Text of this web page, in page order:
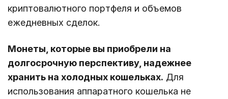
криптовалютного портфеля и объемов
ежедневных сделок.
Монеты, которые вы приобрели на
долгосрочную перспективу, надежнее
хранить на холодных кошельках. Для
использования аппаратного кошелька не